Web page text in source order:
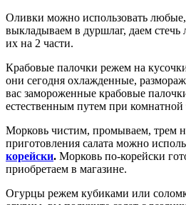
Оливки можно использовать
выкладываем в дуршлаг, даем
их на 2 части.
Крабовые палочки режем на
они сегодня охлажденные,
вас замороженные крабовые
естественным путем при комнатной
Морковь чистим, промываем, трем
приготовления салата можно
корейски. Морковь по-корейски
приобретаем в магазине.
Огурцы режем кубиками или